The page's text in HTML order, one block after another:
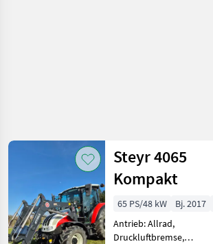
Steyr 4065
Kompakt
65 PS/48 kW Bj. 2017
Antrieb: Allrad,
Druckluftbremse,